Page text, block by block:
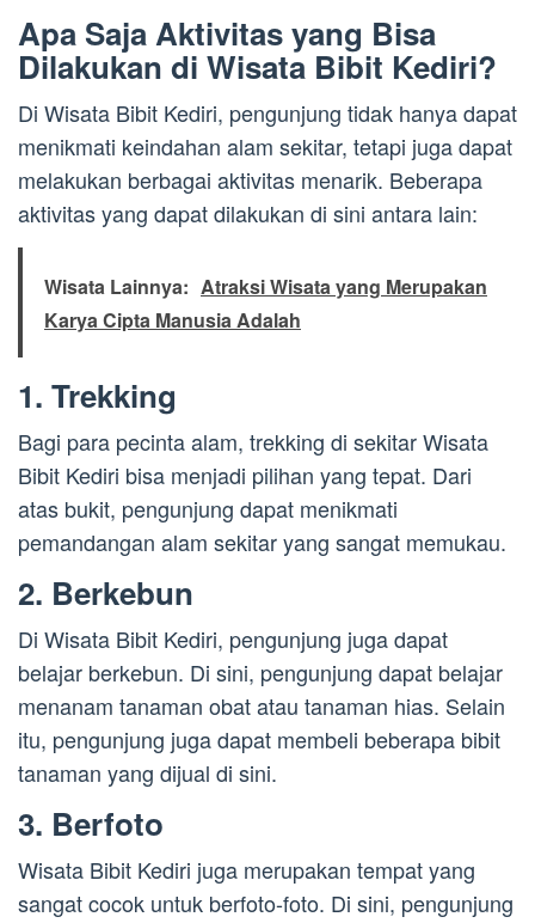
Apa Saja Aktivitas yang Bisa
Dilakukan di Wisata Bibit Kediri?
Di Wisata Bibit Kediri, pengunjung tidak hanya dapat
menikmati keindahan alam sekitar, tetapi juga dapat
melakukan berbagai aktivitas menarik. Beberapa
aktivitas yang dapat dilakukan di sini antara lain:
Wisata Lainnya: Atraksi Wisata yang Merupakan
Karya Cipta Manusia Adalah
1. Trekking
Bagi para pecinta alam, trekking di sekitar Wisata
Bibit Kediri bisa menjadi pilihan yang tepat. Dari
atas bukit, pengunjung dapat menikmati
pemandangan alam sekitar yang sangat memukau.
2. Berkebun
Di Wisata Bibit Kediri, pengunjung juga dapat
belajar berkebun. Di sini, pengunjung dapat belajar
menanam tanaman obat atau tanaman hias. Selain
itu, pengunjung juga dapat membeli beberapa bibit
tanaman yang dijual di sini.
3. Berfoto
Wisata Bibit Kediri juga merupakan tempat yang
sangat cocok untuk berfoto-foto. Di sini, pengunjung